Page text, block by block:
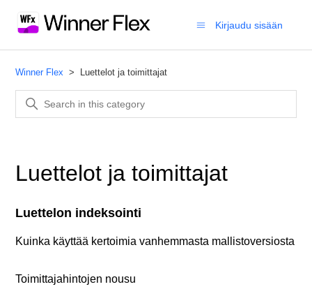
Kirjaudu sisään
Winner Flex Luettelot ja toimittajat
Luettelot ja toimittajat
Luettelon indeksointi
Kuinka käyttää kertoimia vanhemmasta mallistoversiosta
Toimittajahintojen nousu